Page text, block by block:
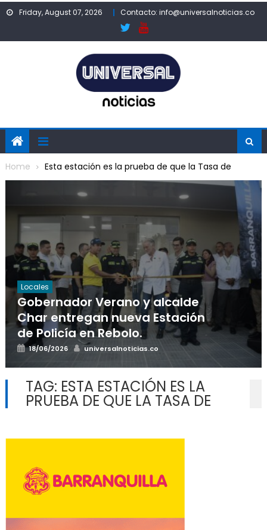
Skip
Friday, August 07, 2026 Contacto: info@universalnoticias.co
Home Esta estación es la prueba de que la Tasa de
Locales
Gobernador Verano y alcalde
Char entregan nueva Estación
de Policía en Rebolo.
Posted
18/06/2026 Author
universalnoticias.co
TAG: ESTA ESTACIÓN ES LA
PRUEBA DE QUE LA TASA DE